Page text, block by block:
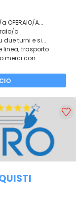
A...
a
turni e si...
linea; trasporto
merci con...